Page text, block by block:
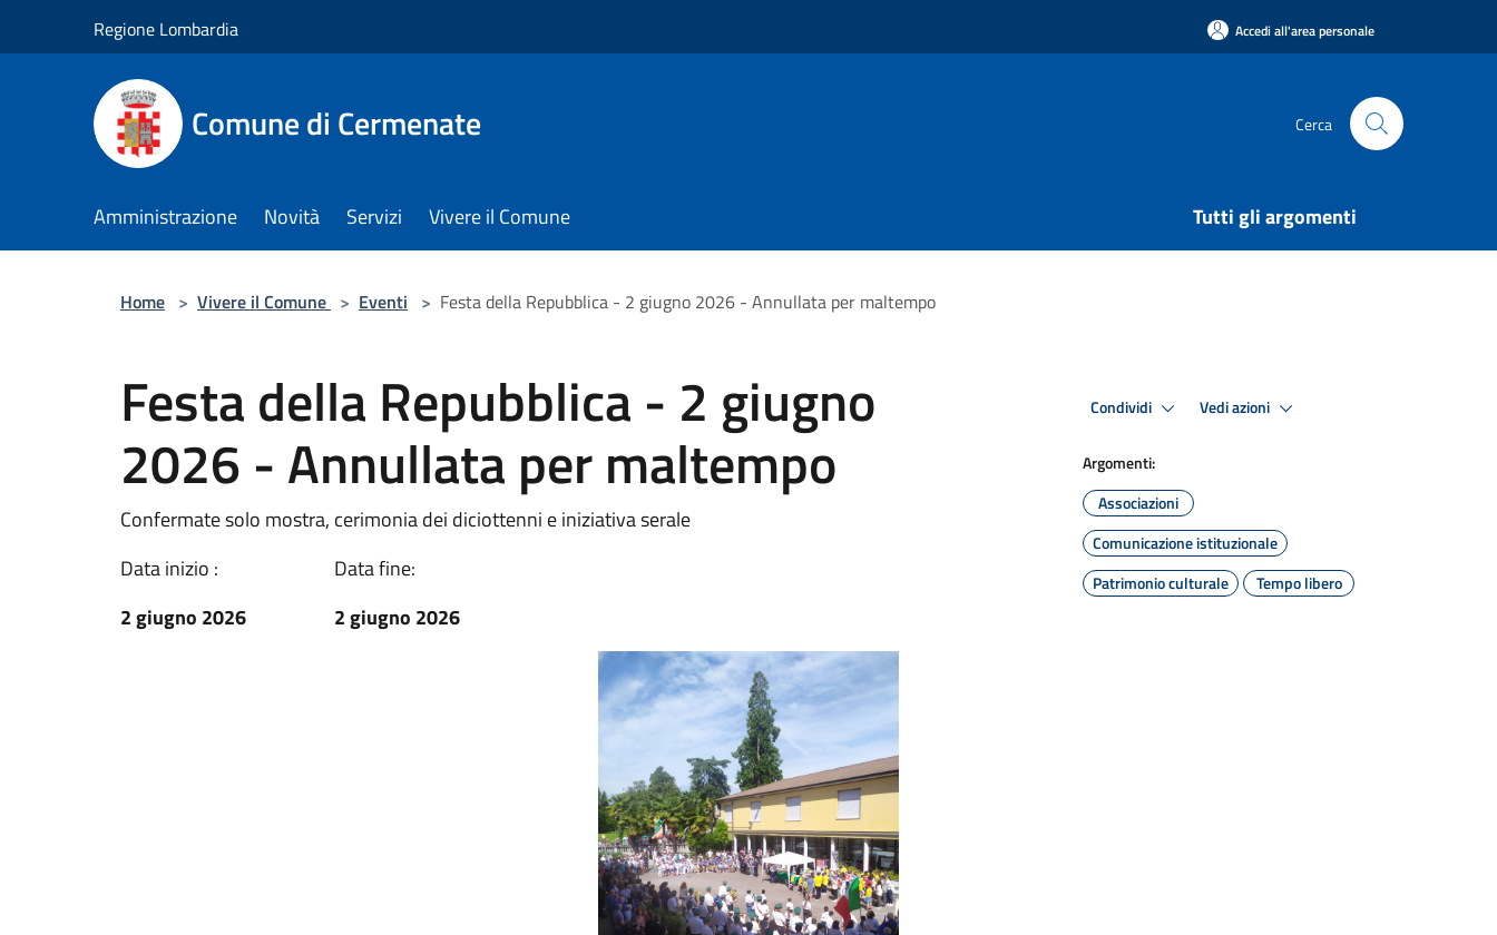
Regione Lombardia Accedi all'area personale
Comune di Cermenate Cerca
Amministrazione Novità Servizi Vivere il Comune Tutti gli argomenti
Home > Vivere il Comune > Eventi > Festa della Repubblica - 2 giugno 2026 - Annullata per maltempo
Festa della Repubblica - 2 giugno
2026 - Annullata per maltempo
Confermate solo mostra, cerimonia dei diciottenni e iniziativa serale
Data inizio :
2 giugno 2026
Data fine:
2 giugno 2026
Condividi Vedi azioni
Argomenti:
Associazioni
Comunicazione istituzionale
Patrimonio culturale
Tempo libero